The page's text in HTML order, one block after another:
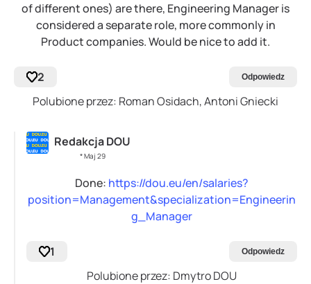
of different ones) are there, Engineering Manager is
considered a separate role, more commonly in
Product companies. Would be nice to add it.
2 Odpowiedz
Polubione przez: Roman Osidach, Antoni Gniecki
Redakcja DOU
* Maj 29
Done: https://dou.eu/en/salaries?
position=Management&specialization=Engineerin
g_Manager
1 Odpowiedz
Polubione przez: Dmytro DOU